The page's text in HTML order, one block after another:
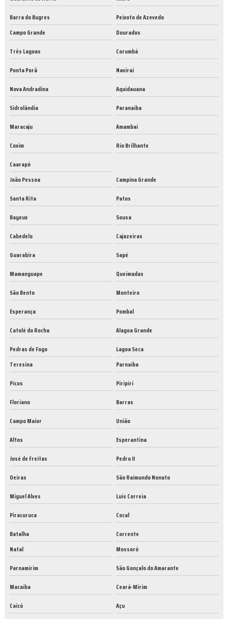
Barra do Bugres
Peixoto de Azevedo
Campo Grande
Dourados
Três Lagoas
Corumbá
Ponta Porã
Naviraí
Nova Andradina
Aquidauana
Sidrolândia
Paranaíba
Maracaju
Amambai
Coxim
Rio Brilhante
Caarapó
João Pessoa
Campina Grande
Santa Rita
Patos
Bayeux
Sousa
Cabedelo
Cajazeiras
Guarabira
Sapé
Mamanguape
Queimadas
São Bento
Monteiro
Esperança
Pombal
Catolé do Rocha
Alagoa Grande
Pedras de Fogo
Lagoa Seca
Teresina
Parnaíba
Picos
Piripiri
Floriano
Barras
Campo Maior
União
Altos
Esperantina
José de Freitas
Pedro II
Oeiras
São Raimundo Nonato
Miguel Alves
Luís Correia
Piracuruca
Cocal
Batalha
Corrente
Natal
Mossoró
Parnamirim
São Gonçalo do Amarante
Macaíba
Ceará-Mirim
Caicó
Açu